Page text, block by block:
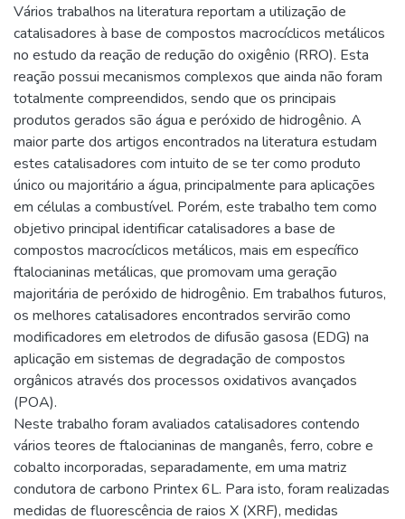
Vários trabalhos na literatura reportam a utilização de
catalisadores à base de compostos macrocíclicos metálicos
no estudo da reação de redução do oxigênio (RRO). Esta
reação possui mecanismos complexos que ainda não foram
totalmente compreendidos, sendo que os principais
produtos gerados são água e peróxido de hidrogênio. A
maior parte dos artigos encontrados na literatura estudam
estes catalisadores com intuito de se ter como produto
único ou majoritário a água, principalmente para aplicações
em células a combustível. Porém, este trabalho tem como
objetivo principal identificar catalisadores a base de
compostos macrocíclicos metálicos, mais em específico
ftalocianinas metálicas, que promovam uma geração
majoritária de peróxido de hidrogênio. Em trabalhos futuros,
os melhores catalisadores encontrados servirão como
modificadores em eletrodos de difusão gasosa (EDG) na
aplicação em sistemas de degradação de compostos
orgânicos através dos processos oxidativos avançados
(POA).
Neste trabalho foram avaliados catalisadores contendo
vários teores de ftalocianinas de manganês, ferro, cobre e
cobalto incorporadas, separadamente, em uma matriz
condutora de carbono Printex 6L. Para isto, foram realizadas
medidas de fluorescência de raios X (XRF), medidas